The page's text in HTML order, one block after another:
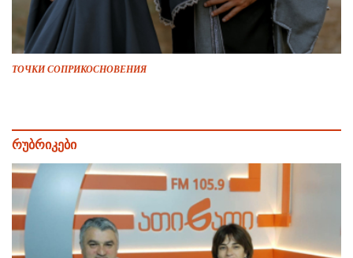
ТОЧКИ СОПРИКОСНОВЕНИЯ
რუბრიკები